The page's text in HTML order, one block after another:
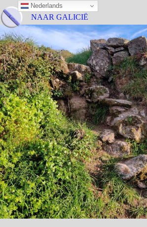
NAAR GALICIË
Nederlands